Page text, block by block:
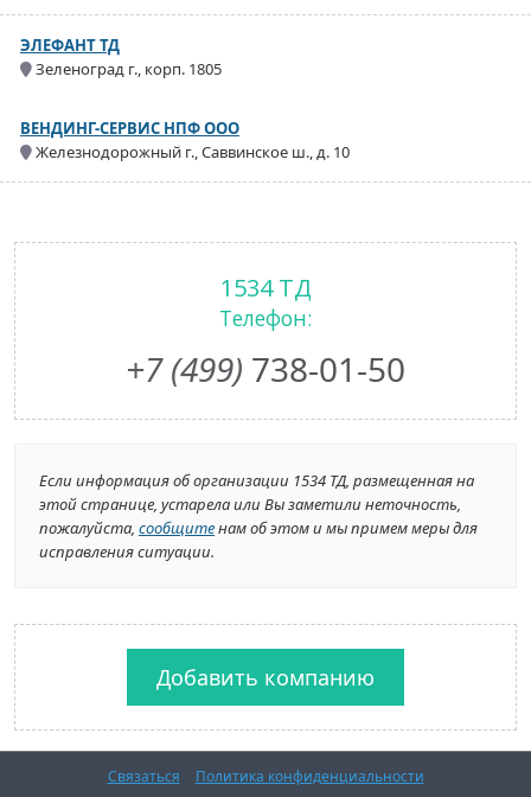
ЭЛЕФАНТ ТД
Зеленоград г., корп. 1805
ВЕНДИНГ-СЕРВИС НПФ ООО
Железнодорожный г., Саввинское ш., д. 10
1534 ТД
Телефон:
+7 (499) 738-01-50
Если информация об организации 1534 ТД, размещенная на
этой странице, устарела или Вы заметили неточность,
пожалуйста, сообщитенам об этом и мы примем меры для
исправления ситуации.
Добавить компанию
Связаться Политика конфиденциальности